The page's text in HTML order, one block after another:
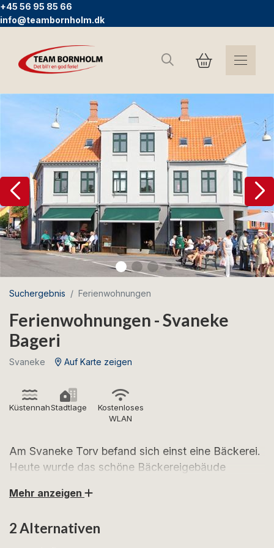
+45 56 95 85 66
info@teambornholm.dk
Suchen
Suchergebnis Ferienwohnungen
Ferienwohnungen - Svaneke
Bageri
Svaneke Auf Karte zeigen
KüstennahStadtlage
Kostenloses
WLAN
Am Svaneke Torv befand sich einst eine Bäckerei.
Heute wurde das schöne Bäckereigebäude
schöne Ferienwohnungen, die beide für 4
Mehr anzeigen
2 Alternativen